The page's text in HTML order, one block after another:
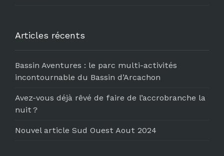
Articles récents
Bassin Aventures : le parc multi-activités
incontournable du Bassin d’Arcachon
Avez-vous déjà rêvé de faire de l’accrobranche la
nuit ?
Nouvel article Sud Ouest Aout 2024